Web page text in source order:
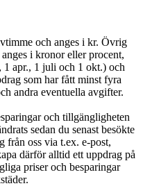
och anges i kr. Övrig
i kronor eller procent,
1 apr., 1 juli och 1 okt.) och
som har fått minst fyra
andra eventuella avgifter.
och tillgängligheten
sedan du senast besökte
från oss via t.ex. e-post,
därför alltid ett uppdrag på
priser och besparingar